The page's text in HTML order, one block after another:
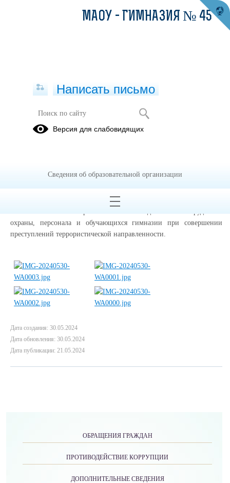
Учения по действиям сотрудников
охраны, персонала и обучающихся
направленности.
охраны, персонала и обучающихся гимназии при совершении
преступлений террористической направленности.
Дата создания: 30.05.2024
Дата обновления: 30.05.2024
Дата публикации: 21.05.2024
ОБРАЩЕНИЯ ГРАЖДАН
ПРОТИВОДЕЙСТВИЕ КОРРУПЦИИ
ДОПОЛНИТЕЛЬНЫЕ СВЕДЕНИЯ
МАОУ - ГИМНАЗИЯ № 45
Написать письмо
Версия для слабовидящих
Сведения об образовательной организации